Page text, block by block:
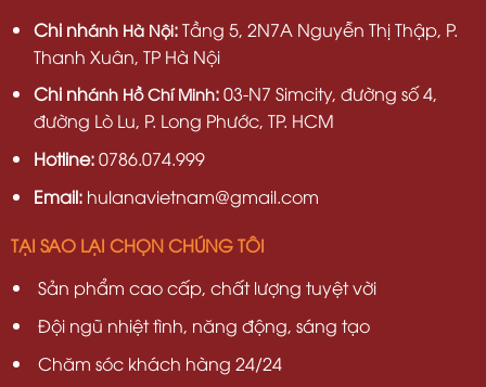
Chi nhánh Hà Nội:Tầng 5, 2N7A Nguyễn Thị Thập, P.
Thanh Xuân, TP Hà Nội
Chi nhánh Hồ Chí Minh:03-N7 Simcity, đường số 4,
đường Lò Lu, P. Long Phước, TP. HCM
Hotline:0786.074.999
Email: hulanavietnam@gmail.com
TẠI SAO LẠI CHỌN CHÚNG TÔI
Sản phẩm cao cấp, chất lượng tuyệt vời
Đội ngũ nhiệt tình, năng động, sáng tạo
Chăm sóc khách hàng 24/24